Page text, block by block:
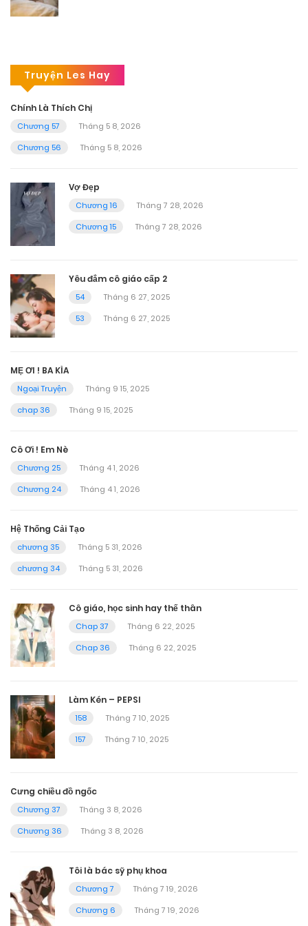
Truyện Les Hay
Chính Là Thích Chị
Chương 57
Tháng 5 8, 2026
Chương 56
Tháng 5 8, 2026
Vợ Đẹp
Chương 16
Tháng 7 28, 2026
Chương 15
Tháng 7 28, 2026
Yêu đắm cô giáo cấp 2
54
Tháng 6 27, 2025
53
Tháng 6 27, 2025
MẸ ƠI ! BA KÌA
Ngoại Truyện
Tháng 9 15, 2025
chap 36
Tháng 9 15, 2025
Cô Ơi ! Em Nè
Chương 25
Tháng 4 1, 2026
Chương 24
Tháng 4 1, 2026
Hệ Thống Cải Tạo
chương 35
Tháng 5 31, 2026
chương 34
Tháng 5 31, 2026
Cô giáo, học sinh hay thế thân
Chap 37
Tháng 6 22, 2025
Chap 36
Tháng 6 22, 2025
Làm Kén – PEPSI
158
Tháng 7 10, 2025
157
Tháng 7 10, 2025
Cưng chiều đồ ngốc
Chương 37
Tháng 3 8, 2026
Chương 36
Tháng 3 8, 2026
Tôi là bác sỹ phụ khoa
Chương 7
Tháng 7 19, 2026
Chương 6
Tháng 7 19, 2026